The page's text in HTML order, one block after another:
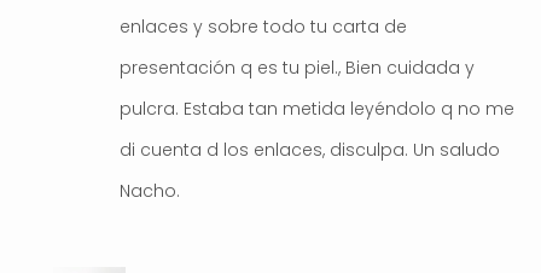
enlaces y sobre todo tu carta de
presentación q es tu piel., Bien cuidada y
pulcra. Estaba tan metida leyéndolo q no me
di cuenta d los enlaces, disculpa. Un saludo
Nacho.